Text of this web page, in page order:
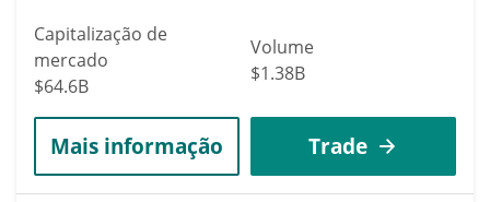
Capitalização de
mercado
$64.6B
Volume
$1.38B
Mais informação Trade